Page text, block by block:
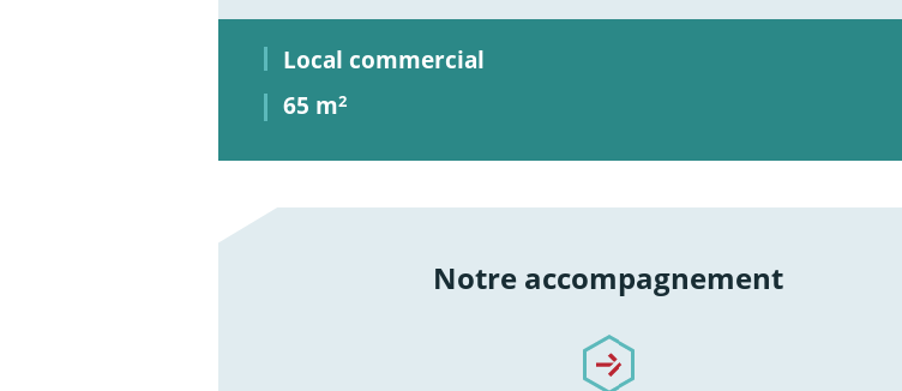
Local commercial
65 m2
Notre accompagnement
/notre-accompagnement